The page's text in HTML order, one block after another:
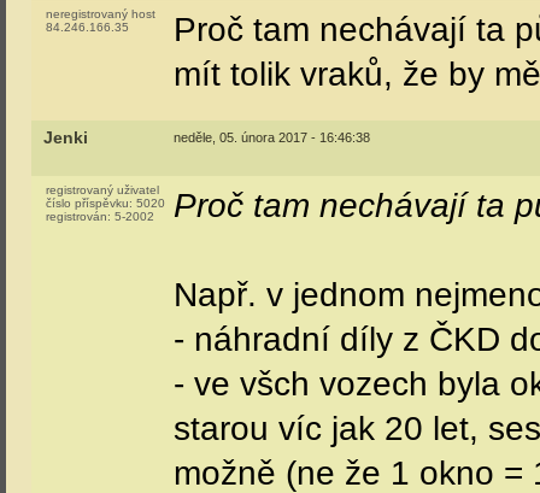
neregistrovaný host
84.246.166.35
Proč tam nechávají ta
mít tolik vraků, že by
Jenki neděle, 05. února 2017 - 16:46:38
registrovaný uživatel
číslo příspěvku: 5020
registrován: 5-2002 Proč tam nechávají ta
Např. v jednom
- náhradní díly z ČKD
- ve všch vozech byla
starou víc jak 20 let,
možně (ne že 1 okno =